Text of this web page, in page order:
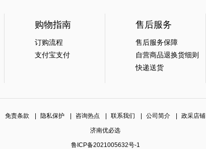
购物指南
订购流程
支付宝支付
售后服务
售后服务保障
自营商品退换货细则
快递送货
免责条款 隐私保护 咨询热点 联系我们 公司简介 政采店铺
济南优必选
鲁ICP备2021005632号-1